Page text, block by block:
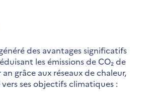
des avantages significatifs
les émissions de CO₂ de
grâce aux réseaux de chaleur,
ses objectifs climatiques :